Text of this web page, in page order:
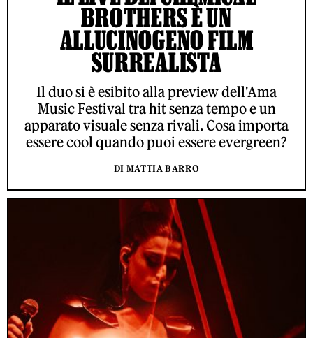
BROTHERS È UN
ALLUCINOGENO FILM
SURREALISTA
Il duo si è esibito alla preview dell'Ama
Music Festival tra hit senza tempo e un
apparato visuale senza rivali. Cosa importa
essere cool quando puoi essere evergreen?
DI MATTIA BARRO